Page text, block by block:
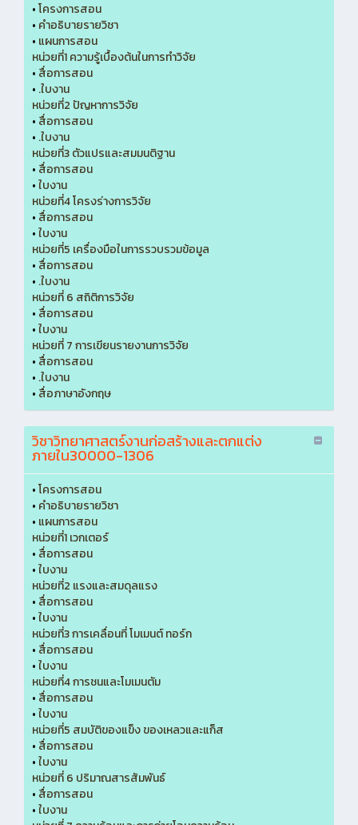
•โครงการสอน
• คำอธิบายรายวิชา
• แผนการสอน
หน่วยที่1 ความรู้เบื้องต้นในการทำวิจัย
• สื่อการสอน
• .ใบงาน
หน่วยที่2 ปัญหาการวิจัย
• สื่อการสอน
• .ใบงาน
หน่วยที่3 ตัวแปรและสมมนติฐาน
• สื่อการสอน
•ใบงาน
หน่วยที่4 โครงร่างการวิจัย
• สื่อการสอน
•ใบงาน
หน่วยที่5 เครื่องมือในการรวบรวมข้อมูล
• สื่อการสอน
• .ใบงาน
หน่วยที่ 6 สถิติการวิจัย
• สื่อการสอน
•ใบงาน
หน่วยที่ 7 การเขียนรายงานการวิจัย
• สื่อการสอน
• .ใบงาน
• สื่อภาษาอังกฤษ
วิชาวิทยาศาสตร์งานก่อสร้างและตกแต่ง
ภายใน30000-1306
•โครงการสอน
• คำอธิบายรายวิชา
• แผนการสอน
หน่วยที่1 เวกเตอร์
• สื่อการสอน
•ใบงาน
หน่วยที่2 แรงและสมดุลแรง
• สื่อการสอน
•ใบงาน
หน่วยที่3 การเคลื่อนที่ โมเมนต์ ทอร์ก
• สื่อการสอน
•ใบงาน
หน่วยที่4 การชนและโมเมนตัม
• สื่อการสอน
•ใบงาน
หน่วยที่5 สมบัติของแข็ง ของเหลวและแก็ส
• สื่อการสอน
•ใบงาน
หน่วยที่ 6 ปริมาณสารสัมพันธ์
• สื่อการสอน
•ใบงาน